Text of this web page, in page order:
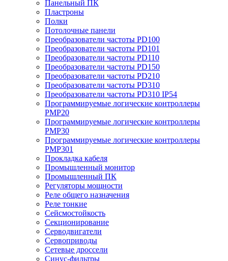
Панельный ПК
Пластроны
Полки
Потолочные панели
Преобразователи частоты PD100
Преобразователи частоты PD101
Преобразователи частоты PD110
Преобразователи частоты PD150
Преобразователи частоты PD210
Преобразователи частоты PD310
Преобразователи частоты PD310 IP54
Программируемые логические контроллеры
PMP20
Программируемые логические контроллеры
PMP30
Программируемые логические контроллеры
PMP301
Прокладка кабеля
Промышленный монитор
Промышленный ПК
Регуляторы мощности
Реле общего назначения
Реле тонкие
Сейсмостойкость
Секционирование
Серводвигатели
Сервоприводы
Сетевые дроссели
Синус-фильтры